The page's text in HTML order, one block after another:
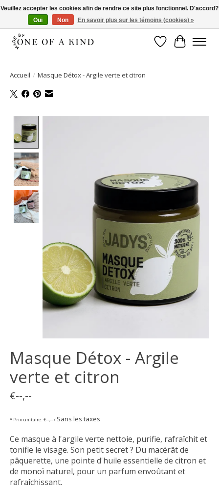
Pas de montant minimum d'achat!
Liste dePanier
Accueil / Masque Détox - Argile verte et citron
Masque Détox - Argile
verte et citron
€--,--
* Prix unitaire: €--,-- / Sans les taxes
Ce masque à l'argile verte nettoie, purifie, rafraîchit et
tonifie le visage. Son petit secret ? Du macérât de
pâquerette, une pointe d'huile essentielle de citron et
de monoï naturel, pour un parfum envoûtant et
rafraîchissant.
Veuillez accepter les cookies afin de rendre ce site plus fonctionnel. D'accord?
Oui
Non En savoir plus sur les témoins (cookies) »